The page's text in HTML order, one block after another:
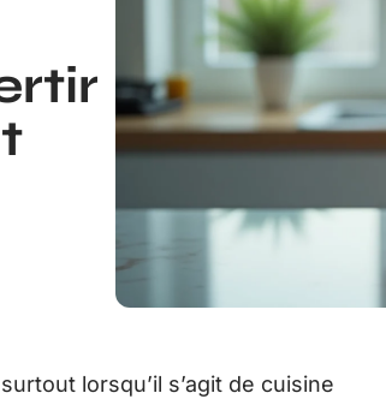
lorsqu’il s’agit de cuisine